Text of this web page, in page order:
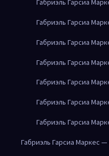
Габриэль Гарсиа
Габриэль Гарсиа
Габриэль Гарсиа
Габриэль Гарсиа
Габриэль Гарсиа
Габриэль Гарсиа
Габриэль Гарсиа Маркес